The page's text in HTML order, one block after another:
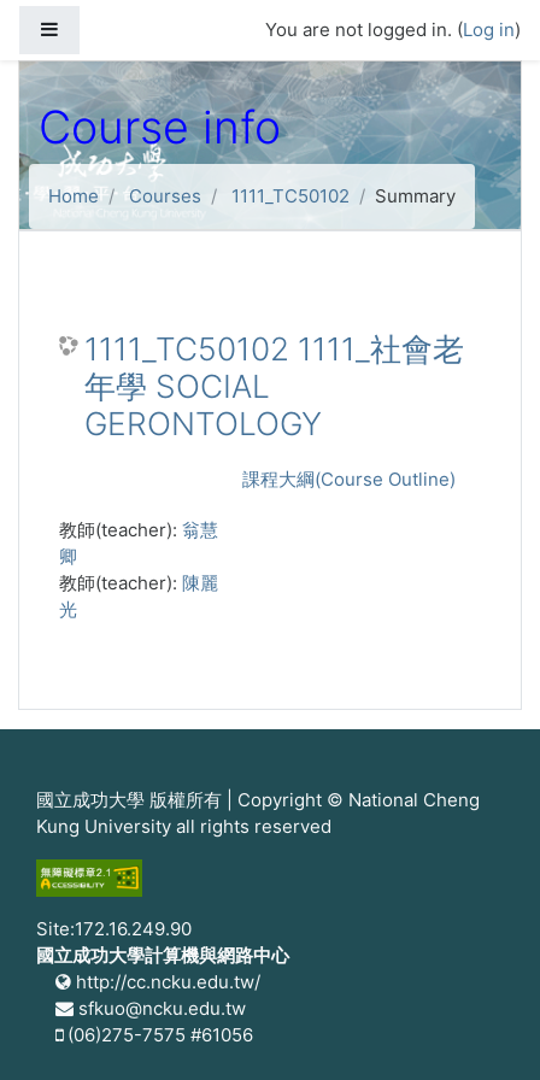
You are not logged in. (Log in)
Course info
Home Courses 1111_TC50102 Summary
1111_TC50102 1111_社會老
年學 SOCIAL
GERONTOLOGY
課程大綱(Course Outline)
教師(teacher): 翁慧
卿
教師(teacher): 陳麗
光
國立成功大學 版權所有 | Copyright © National Cheng
Kung University all rights reserved
Site:172.16.249.90
國立成功大學計算機與網路中心
http://cc.ncku.edu.tw/
sfkuo@ncku.edu.tw
(06)275-7575 #61056